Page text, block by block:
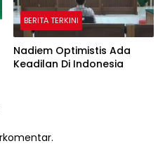
BERITA TERKINI
Nadiem Optimistis Ada
Keadilan Di Indonesia